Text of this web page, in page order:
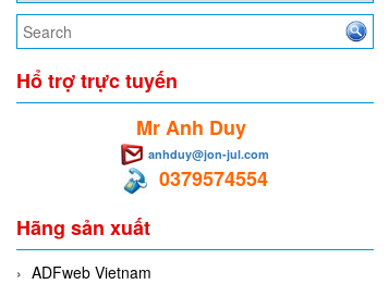
Hổ trợ trực tuyến
Mr Anh Duy
anhduy@jon-jul.com
0379574554
Hãng sản xuất
ADFweb Vietnam